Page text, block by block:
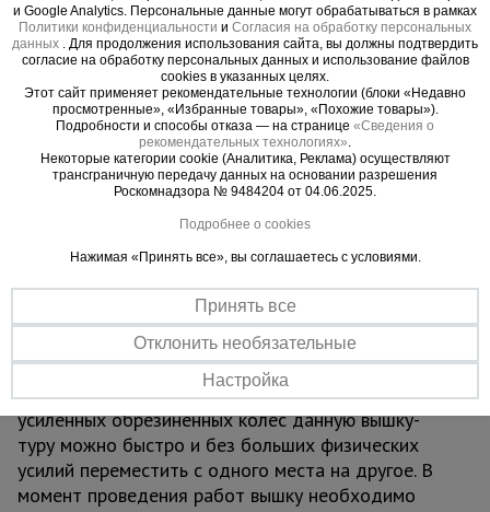
инструмента. Все элементы вышки стыкуются
между собой по принципу "труба в трубу" и
фиксируются флажковым механизмом.
Модель имеет ширину базового блока 2,0х2,0
метра. Высота вышки - 12,3 метра. Ее можно
дорастить дополнительными секциями до 20,7
метров с шагом секций 0,6 м. Рабочая площадка
состоит из одного настила с люком,
изготавливаемого из стальных труб по
листом.
Отличает вышку строительную резервуарную
ВСП TeaM 2,0x2,0 изготовление из стальных
труб, которые для большей долговечности и
устойчивости к химическим веществам покрыты
защитной полимерной краской. С помощью
усиленных обрезиненных колес данную вышку-
туру можно быстро и без больших физических
усилий переместить с одного места на другое. В
момент проведения работ вышку необходимо
и Google Analytics. Персональные данные могут обрабатываться в рамках
Политики конфиденциальности и Согласия на обработку персональных
данных
. Для продолжения использования сайта, вы должны подтвердить
согласие на обработку персональных данных и использование файлов
cookies в указанных целях.
Этот сайт применяет рекомендательные технологии (блоки «Недавно
просмотренные», «Избранные товары», «Похожие товары»).
Подробности и способы отказа — на странице «Сведения о
рекомендательных технологиях»
Некоторые категории cookie (Аналитика, Реклама) осуществляют
трансграничную передачу данных на основании разрешения
Роскомнадзора № 9484204 от 04.06.2025.
Подробнее о cookies
Нажимая «Принять все», вы соглашаетесь с условиями.
Принять все
Отклонить необязательные
Настройка